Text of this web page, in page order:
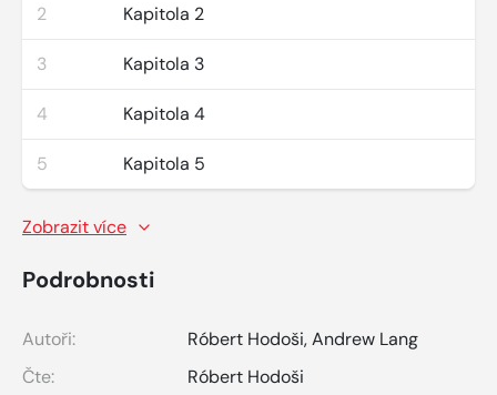
2 Kapitola 2
3 Kapitola 3
4 Kapitola 4
5 Kapitola 5
Zobrazit více
Podrobnosti
Autoři: Róbert Hodoši,Andrew Lang
Čte:
Róbert Hodoši